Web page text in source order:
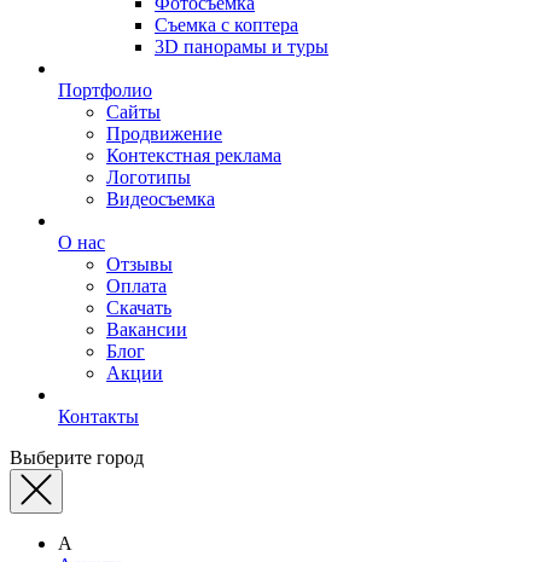
Съемка с коптера
3D панорамы и туры
Портфолио
Сайты
Продвижение
Контекстная реклама
Логотипы
Видеосъемка
О нас
Отзывы
Оплата
Скачать
Вакансии
Блог
Акции
Контакты
Выберите город
А